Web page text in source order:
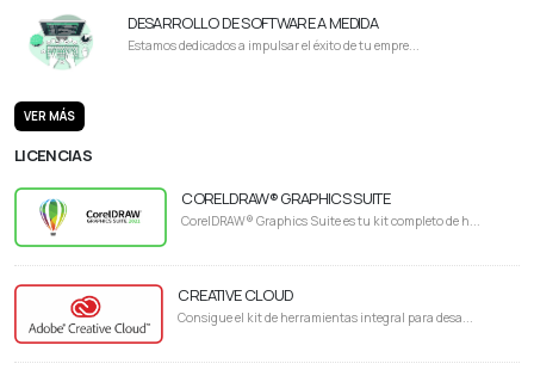
DESARROLLO DE SOFTWARE A MEDIDA
Estamos dedicados a impulsar el éxito de tu empre...
VER MÁS
LICENCIAS
CORELDRAW® GRAPHICS SUITE
CorelDRAW® Graphics Suite es tu kit completo de h...
CREATIVE CLOUD
Consigue el kit de herramientas integral para desa...